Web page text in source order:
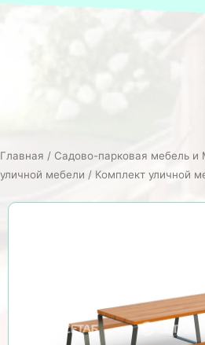
Главная / Садово-парковая мебель
уличной мебели / Комплект уличной